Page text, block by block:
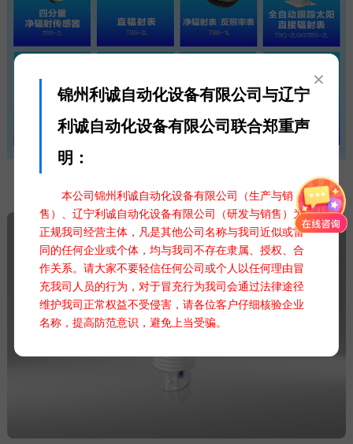
×
锦州利诚自动化设备有限公司与辽宁
利诚自动化设备有限公司联合郑重声
明：
本公司锦州利诚自动化设备有限公司（生产与销
售）、辽宁利诚自动化设备有限公司（研发与销售）为
正规我司经营主体，凡是其他公司名称与我司近似或雷
同的任何企业或个体，均与我司不存在隶属、授权、合
作关系。请大家不要轻信任何公司或个人以任何理由冒
充我司人员的行为，对于冒充行为我司会通过法律途径
维护我司正常权益不受侵害，请各位客户仔细核验企业
名称，提高防范意识，避免上当受骗。